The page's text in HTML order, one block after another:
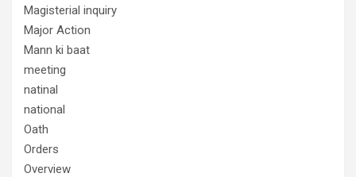
Magisterial inquiry
Major Action
Mann ki baat
meeting
natinal
national
Oath
Orders
Overview